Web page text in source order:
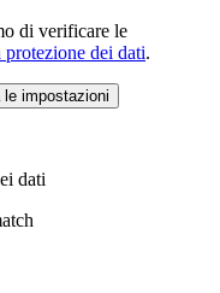
di verificare le
dei dati.
le impostazioni
dati